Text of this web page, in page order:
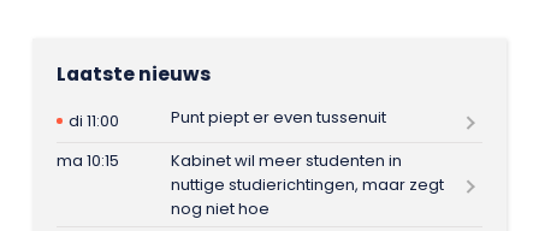
Laatste nieuws
di 11:00
Punt piept er even tussenuit
ma 10:15
Kabinet wil meer studenten in
nuttige studierichtingen, maar zegt
nog niet hoe